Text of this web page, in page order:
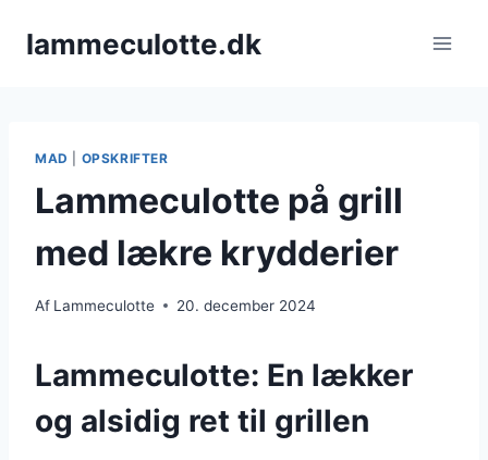
lammeculotte.dk
MAD OPSKRIFTER
Lammeculotte på grill
med lækre krydderier
Af Lammeculotte 20. december 2024
Lammeculotte: En lækker
og alsidig ret til grillen